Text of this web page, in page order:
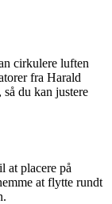
cirkulere luften
fra Harald
du kan justere
at placere på
at flytte rundt